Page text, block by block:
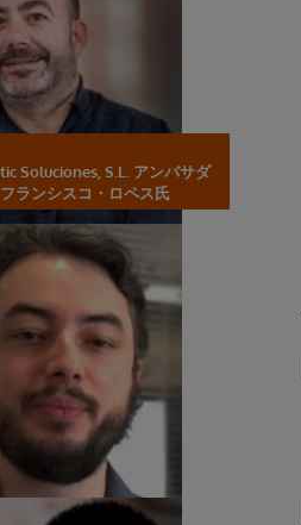
Soluciones, S.L. アンバサダ
ランシスコ・ロペス氏